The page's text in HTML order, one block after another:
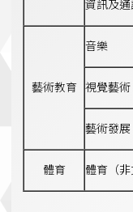
資訊及
藝術教育
音樂
視覺藝術
藝術發展
體育 體育（非